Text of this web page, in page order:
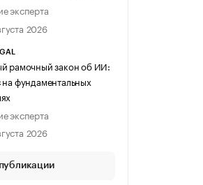
эксперта
2026
рамочный закон об ИИ:
фундаментальных
эксперта
2026